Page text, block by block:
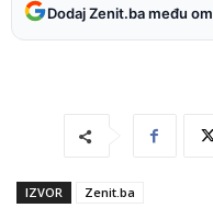
Dodaj Zenit.ba među
IZVOR
Zenit.ba